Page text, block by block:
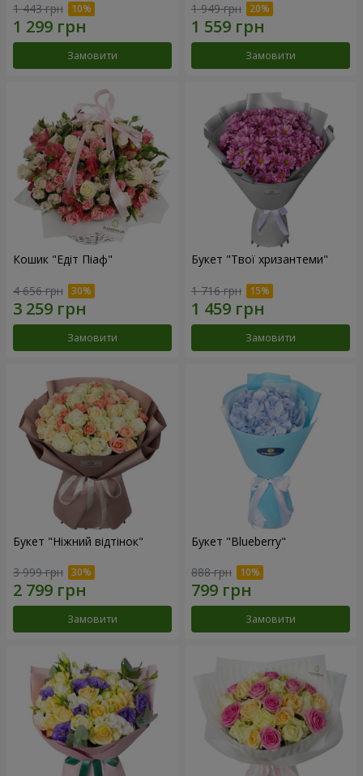
1 443 грн
Замовити
1 949 грн
Замовити
Кошик "Едіт Піаф"
4 656 грн
Замовити
Букет "Твої хризантеми"
1 716 грн
Замовити
Букет "Ніжний відтінок"
3 999 грн
Замовити
Букет "Blueberry"
888 грн
Замовити